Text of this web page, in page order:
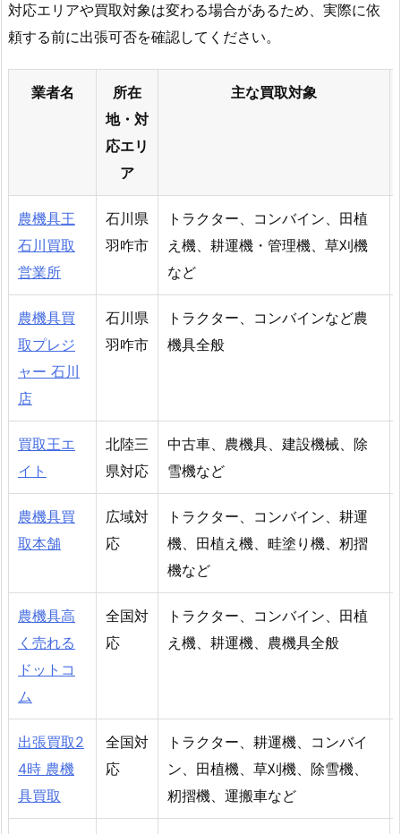
対応エリアや買取対象は変わる場合があるため、実際に依
頼する前に出張可否を確認してください。
業者名
所在
地・対
応エリ
ア
主な買取対象
農機具王
石川買取
営業所
石川県
羽咋市
トラクター、コンバイン、田植
え機、耕運機・管理機、草刈機
など
農機具買
取プレジ
ャー 石川
店
石川県
羽咋市
トラクター、コンバインなど農
機具全般
買取王エ
イト
北陸三
県対応
中古車、農機具、建設機械、除
雪機など
農機具買
取本舗
広域対
応
トラクター、コンバイン、耕運
機、田植え機、畦塗り機、籾摺
機など
農機具高
く売れる
ドットコ
ム
全国対
応
トラクター、コンバイン、田植
え機、耕運機、農機具全般
出張買取2
4時 農機
具買取
全国対
応
トラクター、耕運機、コンバイ
ン、田植機、草刈機、除雪機、
籾摺機、運搬車など